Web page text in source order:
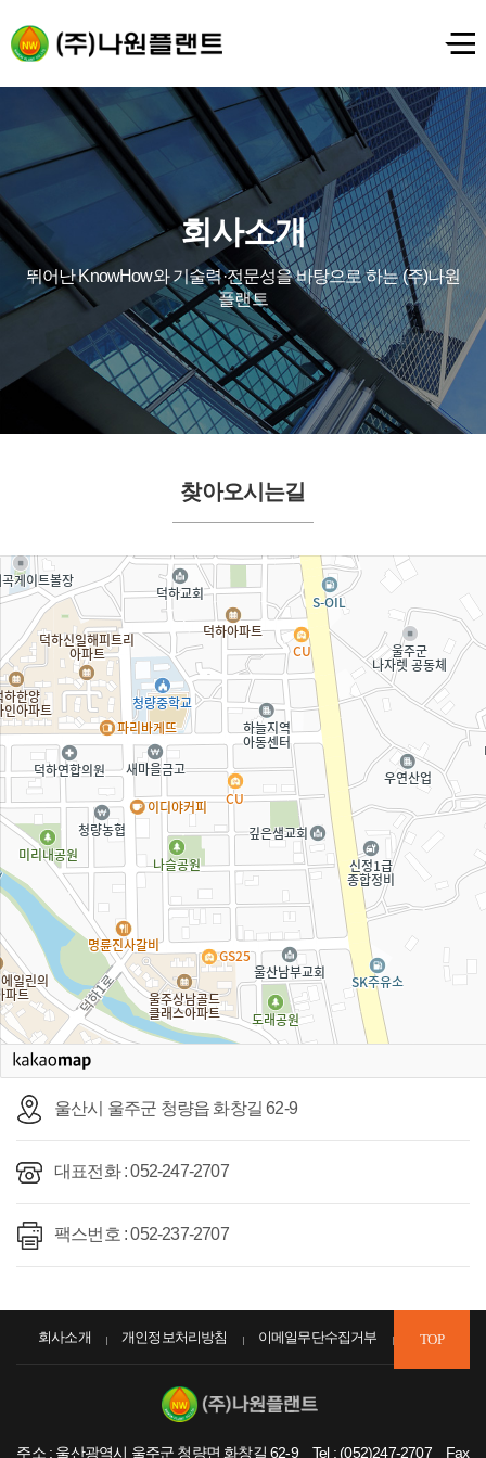
회사소개
뛰어난 KnowHow와 기술력·전문성을 바탕으로 하는 (주)나원
플랜트
찾아오시는길
울산시 울주군 청량읍 화창길 62-9
대표전화 : 052-247-2707
팩스번호 : 052-237-2707
회사소개 개인정보처리방침 이메일무단수집거부 TOP
주소 : 울산광역시 울주군 청량면 화창길 62-9 Tel : (052)247-2707 Fax